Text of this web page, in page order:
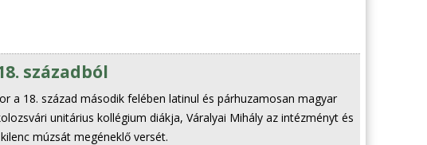
századból
a 18. század második felében latinul és párhuzamosan magyar
unitárius kollégium diákja, Váralyai Mihály az intézményt és
múzsát megéneklő versét.